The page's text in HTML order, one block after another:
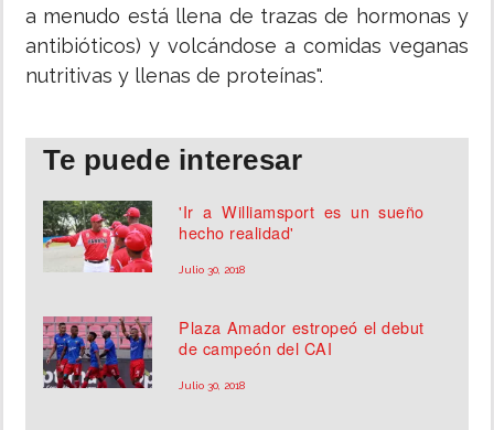
a menudo está llena de trazas de hormonas y
antibióticos) y volcándose a comidas veganas
nutritivas y llenas de proteínas".
Te puede interesar
'Ir a Williamsport es un sueño
hecho realidad'
Julio 30, 2018
Plaza Amador estropeó el debut
de campeón del CAI
Julio 30, 2018